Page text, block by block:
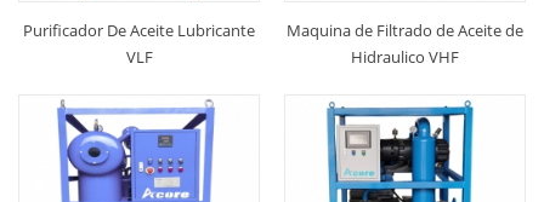
Purificador De Aceite Lubricante
VLF
Maquina de Filtrado de Aceite de
Hidraulico VHF